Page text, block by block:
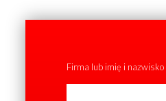
Firma lub imię i nazwisko